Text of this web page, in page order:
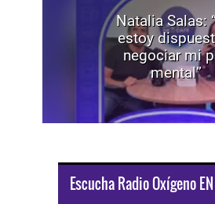
Natalia Salas:
estoy
negociar mi
mental”
Escucha Radio Oxígeno